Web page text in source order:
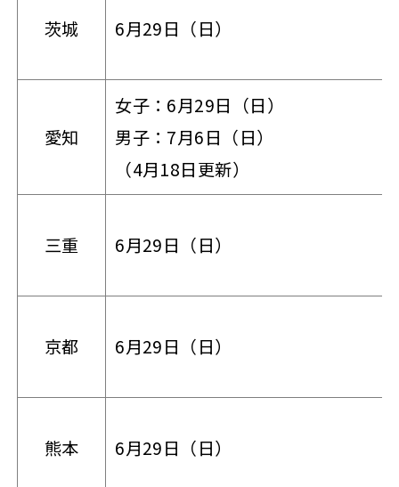
茨城 6月29日（日）
愛知
女子：6月29日（日）
男子：7月6日（日）
（4月18日更新）
三重 6月29日（日）
京都 6月29日（日）
熊本 6月29日（日）